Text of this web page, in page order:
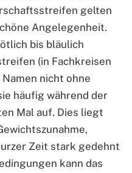
gelten
Angelegenheit.
bis bläulich
(in Fachkreisen
nicht ohne
häufig während der
Mal auf. Dies liegt
Zeit stark gedehnt
kann das